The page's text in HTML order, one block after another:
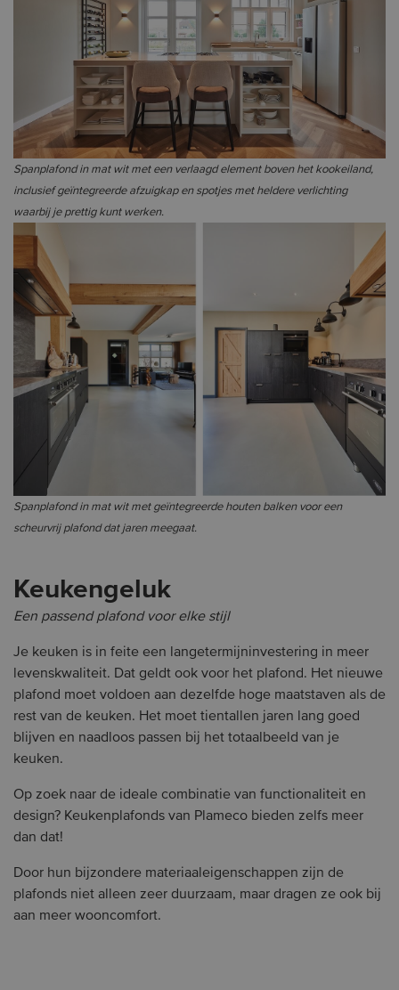
Spanplafond in mat wit met een verlaagd element boven het kookeiland,
inclusief geïntegreerde afzuigkap en spotjes met heldere verlichting
waarbij je prettig kunt werken.
Spanplafond in mat wit met geïntegreerde houten balken voor een
scheurvrij plafond dat jaren meegaat.
Keukengeluk
Een passend plafond voor elke stijl
Je keuken is in feite een langetermijninvestering in meer
levenskwaliteit. Dat geldt ook voor het plafond. Het nieuwe
plafond moet voldoen aan dezelfde hoge maatstaven als de
rest van de keuken. Het moet tientallen jaren lang goed
blijven en naadloos passen bij het totaalbeeld van je
keuken.
Op zoek naar de ideale combinatie van functionaliteit en
design? Keukenplafonds van Plameco bieden zelfs meer
dan dat!
Door hun bijzondere materiaaleigenschappen zijn de
plafonds niet alleen zeer duurzaam, maar dragen ze ook bij
aan meer wooncomfort.